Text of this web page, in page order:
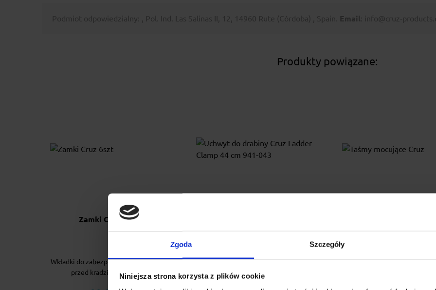
Zgoda Szczegóły
Niniejsza strona korzysta z plików cookie
Podmiot odpowiedzialny: , Pol. Ind. Las Salinas II, 12, 14960 Rute (Córdoba) , Spain. Email : info@cruz-
Produkty powiązane:
Zamki Cruz 6szt
Wkładki do zabezpieczenia bagażnika
przed kradzieżą. 6 sztuk.
Ladder Clamp 44 cm 941-043
Innowacyjny uchwyt do drabin o
eleganckim wzornictwie,
Solidne taśmy z klamerką